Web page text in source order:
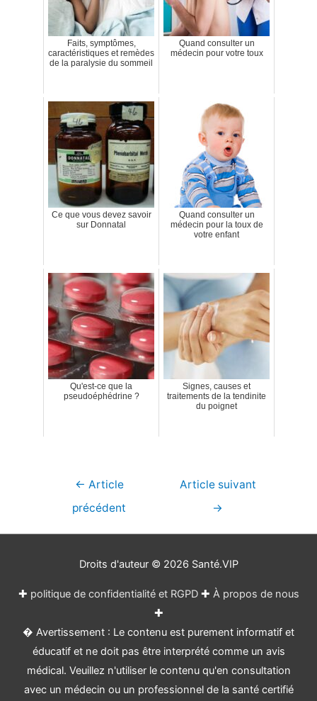
Faits, symptômes,
caractéristiques et remèdes
de la paralysie du sommeil
Quand consulter un
médecin pour votre toux
Ce que vous devez savoir
sur Donnatal
Quand consulter un
médecin pour la toux de
votre enfant
Qu'est-ce que la
pseudoéphédrine ?
Signes, causes et
traitements de la tendinite
du poignet
Navigation
← Article
précédent
Article suivant
→
Droits d'auteur © 2026 Santé.VIP
✚ politique de confidentialité et RGPD✚ À propos de nous
✚
� Avertissement : Le contenu est purement informatif et
éducatif et ne doit pas être interprété comme un avis
médical. Veuillez n'utiliser le contenu qu'en consultation
avec un médecin ou un professionnel de la santé certifié